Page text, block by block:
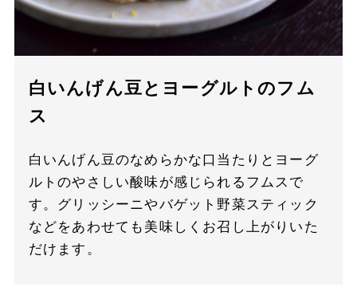
白いんげん豆とヨーグルトのフム
ス
白いんげん豆のなめらかな口当たりとヨーグ
ルトのやさしい酸味が感じられるフムスで
す。グリッシーニやバゲット野菜スティック
などをあわせても美味しくお召し上がりいた
だけます。